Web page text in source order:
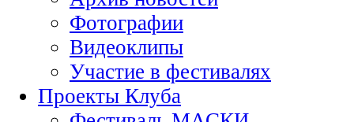
Фотографии
Видеоклипы
Участие в фестивалях
Проекты Клуба